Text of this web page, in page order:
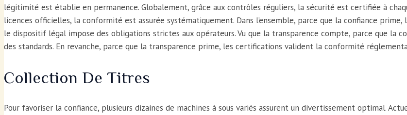
légitimité est établie en permanence. Globalement, grâce aux contrôles réguliers, la sécurité est certifiée à
licences officielles, la conformité est assurée systématiquement. Dans l’ensemble, parce que la confiance
le dispositif légal impose des obligations strictes aux opérateurs. Vu que la transparence compte, parce que la
des standards. En revanche, parce que la transparence prime, les certifications valident la conformité
Collection De Titres
Pour favoriser la confiance, plusieurs dizaines de machines à sous variés assurent un divertissement optimal.